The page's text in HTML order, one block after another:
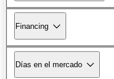
Financing
Días en el mercado